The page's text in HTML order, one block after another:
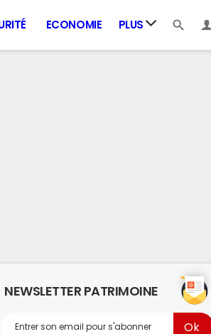
ECONOMIE PLUS
NEWSLETTER PATRIMOINE